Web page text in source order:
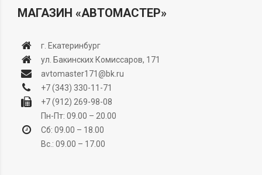
МАГАЗИН «АВТОМАСТЕР»
г. Екатеринбург
ул. Бакинских Комиссаров, 171
avtomaster171@bk.ru
+7 (343) 330-11-71
+7 (912) 269-98-08
Пн-Пт: 09.00 – 20.00
Сб: 09.00 – 18.00
Вс.: 09.00 – 17.00